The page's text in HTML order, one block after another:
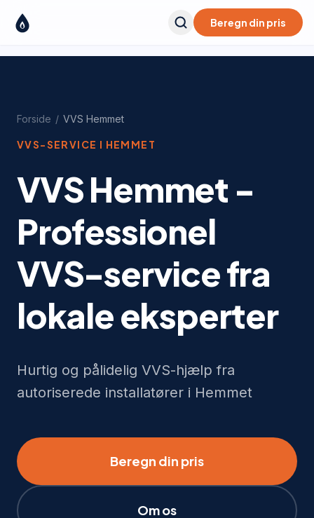
Beregn din pris
Forside / VVS Hemmet
VVS-SERVICE I HEMMET
VVS Hemmet -
Professionel
VVS-service fra
lokale eksperter
Hurtig og pålidelig VVS-hjælp fra
autoriserede installatører i Hemmet
Beregn din pris
Om os